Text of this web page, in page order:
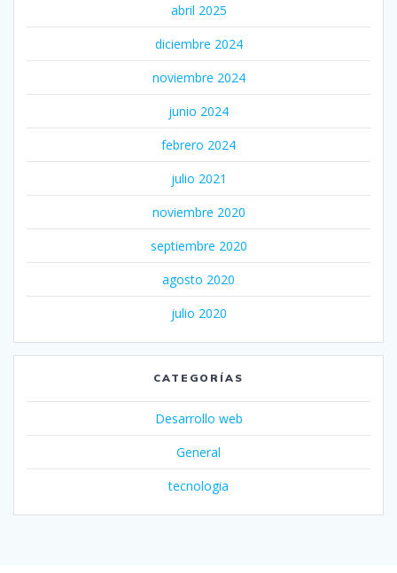
abril 2025
diciembre 2024
noviembre 2024
junio 2024
febrero 2024
julio 2021
noviembre 2020
septiembre 2020
agosto 2020
julio 2020
CATEGORÍAS
Desarrollo web
General
tecnologia